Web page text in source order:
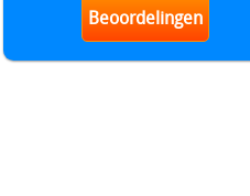
Beoordelingen